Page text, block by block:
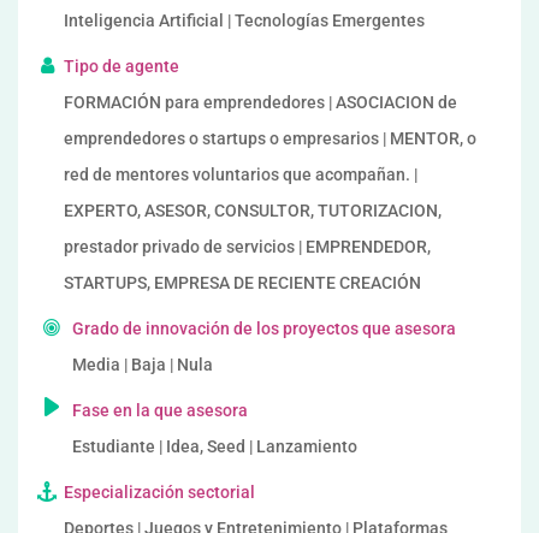
Inteligencia Artificial | Tecnologías Emergentes
Tipo de agente
FORMACIÓN para emprendedores | ASOCIACION de
emprendedores o startups o empresarios | MENTOR, o
red de mentores voluntarios que acompañan. |
EXPERTO, ASESOR, CONSULTOR, TUTORIZACION,
prestador privado de servicios | EMPRENDEDOR,
STARTUPS, EMPRESA DE RECIENTE CREACIÓN
Grado de innovación de los proyectos que asesora
Media | Baja | Nula
Fase en la que asesora
Estudiante | Idea, Seed | Lanzamiento
Especialización sectorial
Deportes | Juegos y Entretenimiento | Plataformas